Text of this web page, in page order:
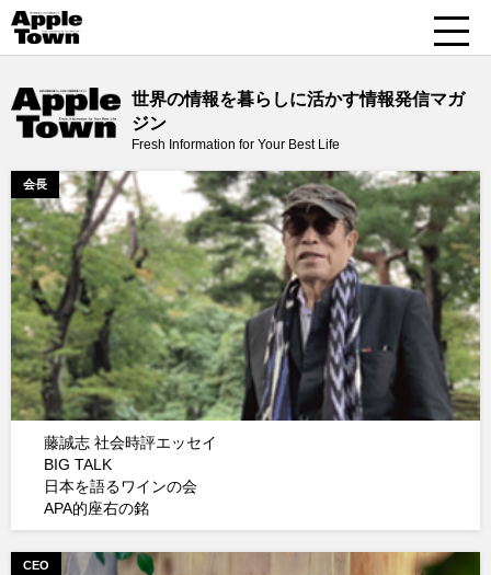
世界の情報を暮らしに活かす情報発信マガ
ジン
Fresh Information for Your Best Life
会長
藤誠志 社会時評エッセイ
BIG TALK
日本を語るワインの会
APA的座右の銘
CEO